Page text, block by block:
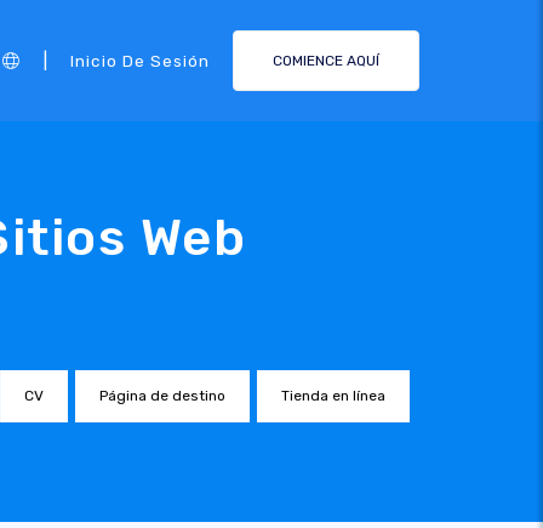
Inicio De Sesión COMIENCE AQUÍ
Web
CV Página de destino Tienda en línea